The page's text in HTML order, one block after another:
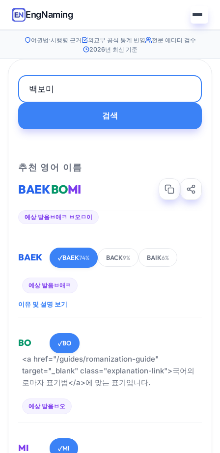
EngNaming
여권법·시행령 근거 외교부 공식 통계 반영
전문 에디터 검수
2026년 최신 기준
검색
추천 영어 이름
BAEKBOMI
예상 발음ㅂ애ㅋ ㅂ오ㅁ이
BAEK ✓BAEK74% BACK9% BAIK6%
예상 발음ㅂ애ㅋ
이유 및 설명 보기
BO ✓BO
<a href="/guides/romanization-guide"
target="_blank" class="explanation-link">국어의
로마자 표기법</a>에 맞는 표기입니다.
예상 발음ㅂ오
MI ✓MI